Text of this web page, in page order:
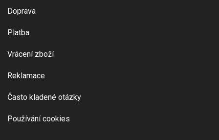
Doprava
Platba
Vrácení zboží
Reklamace
Často kladené otázky
Používání cookies